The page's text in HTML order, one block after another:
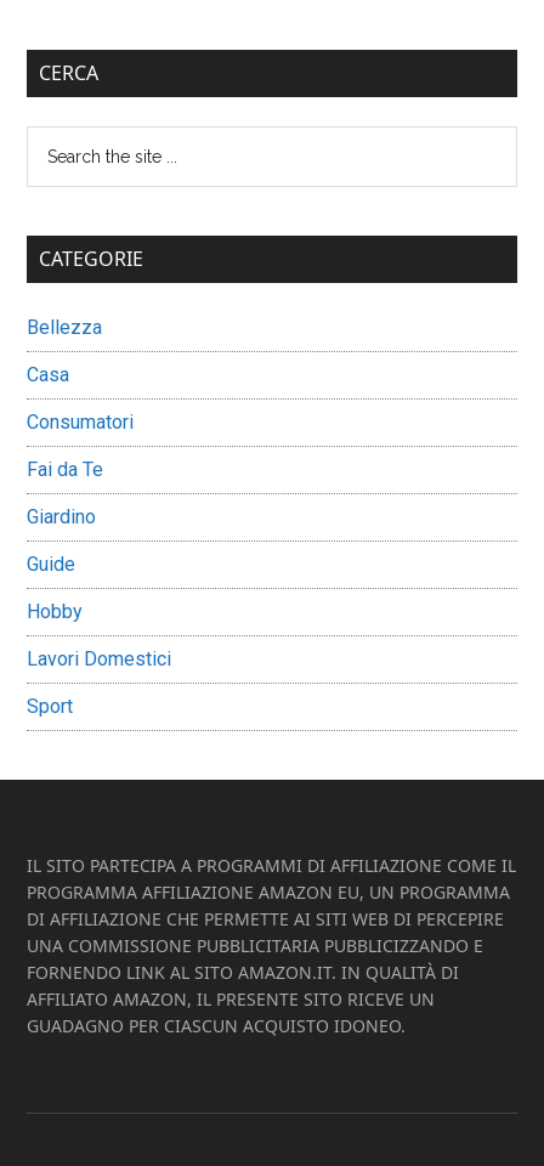
Primary
Sidebar
CERCA
...
CATEGORIE
Bellezza
Casa
Consumatori
Fai da Te
Giardino
Guide
Hobby
Lavori Domestici
Sport
Footer
IL SITO PARTECIPA A PROGRAMMI DI AFFILIAZIONE COME IL
PROGRAMMA AFFILIAZIONE AMAZON EU, UN PROGRAMMA
DI AFFILIAZIONE CHE PERMETTE AI SITI WEB DI PERCEPIRE
UNA COMMISSIONE PUBBLICITARIA PUBBLICIZZANDO E
FORNENDO LINK AL SITO AMAZON.IT. IN QUALITÀ DI
AFFILIATO AMAZON, IL PRESENTE SITO RICEVE UN
GUADAGNO PER CIASCUN ACQUISTO IDONEO.